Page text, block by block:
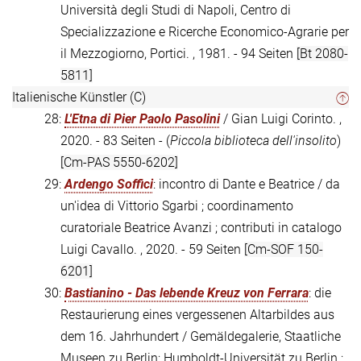
Università degli Studi di Napoli, Centro di
Specializzazione e Ricerche Economico-Agrarie per
il Mezzogiorno, Portici. , 1981. - 94 Seiten [Bt 2080-
5811]
Italienische Künstler (C)
28: L'Etna di Pier Paolo Pasolini/ Gian Luigi Corinto. ,
2020. - 83 Seiten - (Piccola biblioteca dell'insolito)
[Cm-PAS 5550-6202]
29:Ardengo Soffici: incontro di Dante e Beatrice / da
un'idea di Vittorio Sgarbi ; coordinamento
curatoriale Beatrice Avanzi ; contributi in catalogo
Luigi Cavallo. , 2020. - 59 Seiten [Cm-SOF 150-
6201]
30: Bastianino - Das lebende Kreuz von Ferrara: die
Restaurierung eines vergessenen Altarbildes aus
dem 16. Jahrhundert / Gemäldegalerie, Staatliche